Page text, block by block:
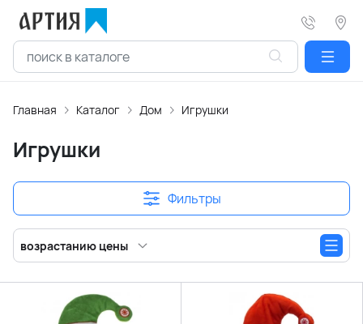
Главная Каталог Дом Игрушки
Игрушки
Фильтры
возрастанию цены